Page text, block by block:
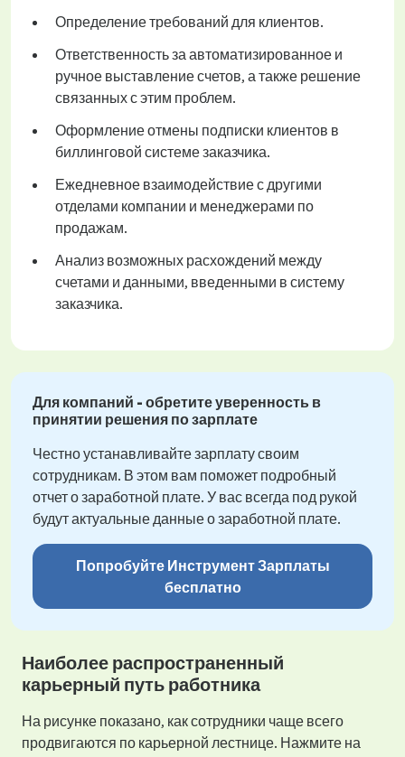
Определение требований для клиентов.
Ответственность за автоматизированное и
ручное выставление счетов, а также решение
связанных с этим проблем.
Оформление отмены подписки клиентов в
биллинговой системе заказчика.
Ежедневное взаимодействие с другими
отделами компании и менеджерами по
продажам.
Анализ возможных расхождений между
счетами и данными, введенными в систему
заказчика.
Для компаний - обретите уверенность в
принятии решения по зарплате
Честно устанавливайте зарплату своим
сотрудникам. В этом вам поможет подробный
отчет о заработной плате. У вас всегда под рукой
будут актуальные данные о заработной плате.
Попробуйте Инструмент Зарплаты
бесплатно
Наиболее распространенный
карьерный путь работника
На рисунке показано, как сотрудники чаще всего
продвигаются по карьерной лестнице. Нажмите на